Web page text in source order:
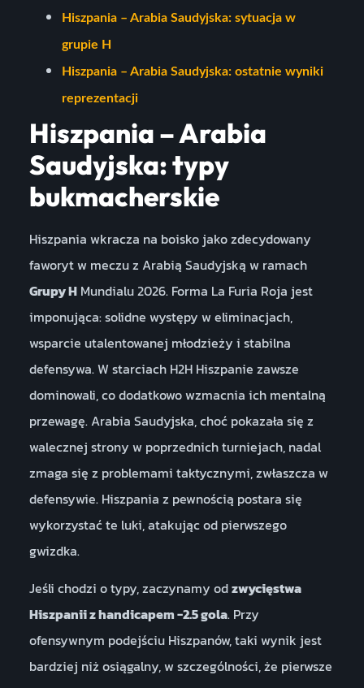
Hiszpania – Arabia Saudyjska: sytuacja w
grupie H
Hiszpania – Arabia Saudyjska: ostatnie wyniki
reprezentacji
Hiszpania – Arabia
Saudyjska: typy
bukmacherskie
Hiszpania wkracza na boisko jako zdecydowany
faworyt w meczu z Arabią Saudyjską w ramach
Grupy HMundialu 2026. Forma La Furia Roja jest
imponująca: solidne występy w eliminacjach,
wsparcie utalentowanej młodzieży i stabilna
defensywa. W starciach H2H Hiszpanie zawsze
dominowali, co dodatkowo wzmacnia ich mentalną
przewagę. Arabia Saudyjska, choć pokazała się z
walecznej strony w poprzednich turniejach, nadal
zmaga się z problemami taktycznymi, zwłaszcza w
defensywie. Hiszpania z pewnością postara się
wykorzystać te luki, atakując od pierwszego
gwizdka.
Jeśli chodzi o typy, zaczynamy odzwycięstwa
Hiszpanii z handicapem -2.5 gola. Przy
ofensywnym podejściu Hiszpanów, taki wynik jest
bardziej niż osiągalny, w szczególności, że pierwsze